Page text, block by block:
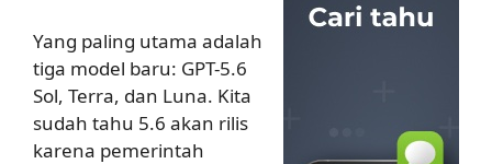
Yang paling utama adalah
tiga model baru: GPT-5.6
Sol, Terra, dan Luna. Kita
sudah tahu 5.6 akan rilis
karena pemerintah